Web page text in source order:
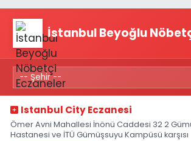
İstanbul Beyoğlu
Istanbul City Eczanesi
Ömer Avni Mahallesi İnönü Caddesi 32 2
Hastanesi ve İTÜ Gümüşsuyu Kampüsü karşısı